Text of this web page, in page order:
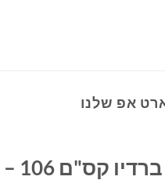
אפ שלנו
ספרים סופרים ומה שביניהם – תכנית ראיונות ברדיו קס"ם 106 –